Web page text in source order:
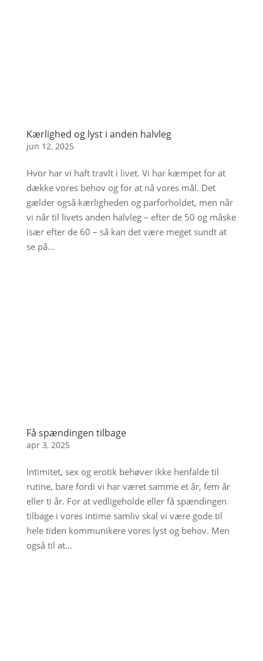
Kærlighed og lyst i anden halvleg
jun 12, 2025
Hvor har vi haft travlt i livet. Vi har kæmpet for at
dække vores behov og for at nå vores mål. Det
gælder også kærligheden og parforholdet, men når
vi når til livets anden halvleg – efter de 50 og måske
især efter de 60 – så kan det være meget sundt at
se på...
Få spændingen tilbage
apr 3, 2025
Intimitet, sex og erotik behøver ikke henfalde til
rutine, bare fordi vi har været samme et år, fem år
eller ti år. For at vedligeholde eller få spændingen
tilbage i vores intime samliv skal vi være gode til
hele tiden kommunikere vores lyst og behov. Men
også til at...